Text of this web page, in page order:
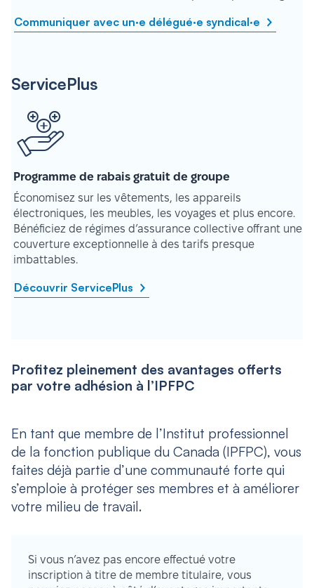
Communiquer avec un·e délégué·e syndical·e
ServicePlus
Programme de rabais gratuit de groupe
Économisez sur les vêtements, les appareils
électroniques, les meubles, les voyages et plus encore.
Bénéficiez de régimes d’assurance collective offrant une
couverture exceptionnelle à des tarifs presque
imbattables.
Découvrir ServicePlus
Profitez pleinement des avantages offerts
par votre adhésion à l’IPFPC
En tant que membre de l’Institut professionnel
de la fonction publique du Canada (IPFPC), vous
faites déjà partie d’une communauté forte qui
s’emploie à protéger ses membres et à améliorer
votre milieu de travail.
Si vous n’avez pas encore effectué votre
inscription à titre de membre titulaire, vous